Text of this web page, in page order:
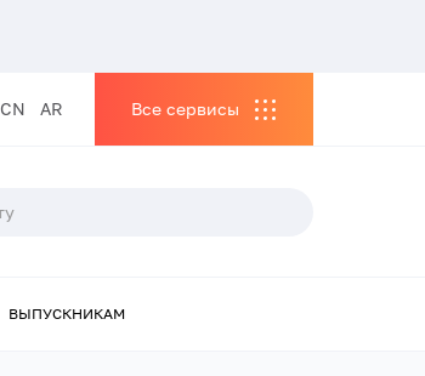
CN AR Все сервисы
ВЫПУСКНИКАМ